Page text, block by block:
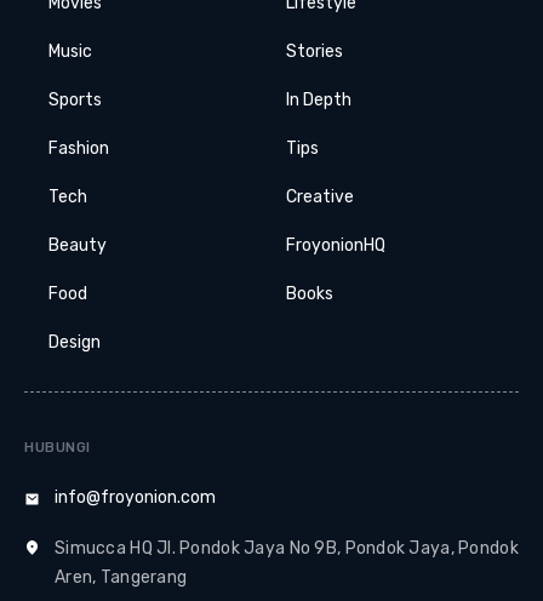
Music
Sports
Fashion
Tech
Beauty
Food
Design
Stories
In Depth
Tips
Creative
FroyonionHQ
Books
HUBUNGI
info@froyonion.com
Simucca HQ Jl. Pondok Jaya No 9B, Pondok Jaya, Pondok
Aren, Tangerang